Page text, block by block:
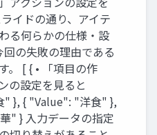
イドの通り、アイテ
る何らかの仕様・設
の失敗の理由である
。 [ { • 「項目の作
の設定を見ると
" }, { "Value": "洋食" },
" } 入力データの指定